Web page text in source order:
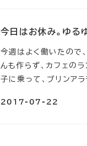
今日はお休み。ゆる
今週はよく働いたので
んも作らず、カフェの
子に乗って、プリンア
2017-07-22